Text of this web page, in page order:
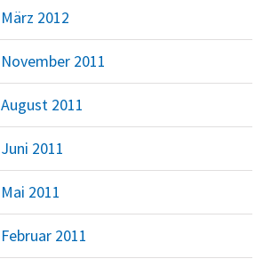
März 2012
November 2011
August 2011
Juni 2011
Mai 2011
Februar 2011